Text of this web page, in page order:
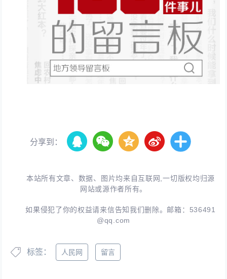
分享到：
本站所有文章、数据、图片均来自互联网,一切版权均归源
网站或源作者所有。
如果侵犯了你的权益请来信告知我们删除。邮箱： 536491
@qq.com
标签： 人民网 留言